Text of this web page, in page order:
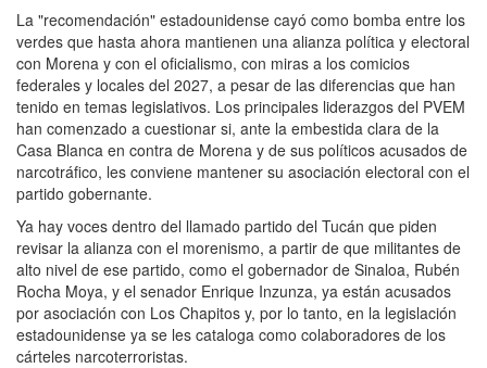
La "recomendación" estadounidense cayó como bomba entre los
verdes que hasta ahora mantienen una alianza política y electoral
con Morena y con el oficialismo, con miras a los comicios
federales y locales del 2027, a pesar de las diferencias que han
tenido en temas legislativos. Los principales liderazgos del PVEM
han comenzado a cuestionar si, ante la embestida clara de la
Casa Blanca en contra de Morena y de sus políticos acusados de
narcotráfico, les conviene mantener su asociación electoral con el
partido gobernante.
Ya hay voces dentro del llamado partido del Tucán que piden
revisar la alianza con el morenismo, a partir de que militantes de
alto nivel de ese partido, como el gobernador de Sinaloa, Rubén
Rocha Moya, y el senador Enrique Inzunza, ya están acusados
por asociación con Los Chapitos y, por lo tanto, en la legislación
estadounidense ya se les cataloga como colaboradores de los
cárteles narcoterroristas.